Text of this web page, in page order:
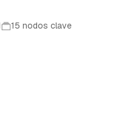
15 nodos clave